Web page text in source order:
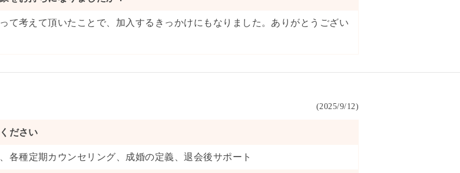
て考えて頂いたことで、加入するきっかけにもなりました。ありがとうござい
(2025/9/12)
ださい
各種定期カウンセリング 成婚の定義 、退会後サポート